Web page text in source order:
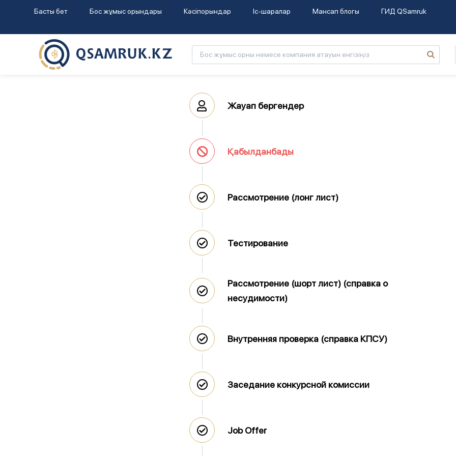
Басты бет Бос жұмыс орындары Кәсіпорындар Іс-шаралар Мансап блогы ГИД QSamruk
Жауап бергендер
Қабылданбады
Рассмотрение (лонг лист)
Тестирование
Рассмотрение (шорт лист) (справка о
несудимости)
Внутренняя проверка (справка КПСУ)
Заседание конкурсной комиссии
Job Offer